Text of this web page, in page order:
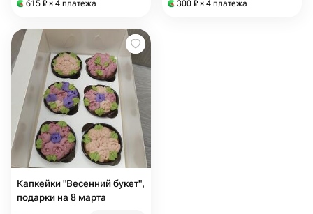
615 ₽ × 4 платежа 300 ₽ × 4 платежа
Капкейки "Весенний букет",
подарки на 8 марта